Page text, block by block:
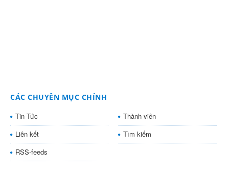
CÁC CHUYÊN MỤC CHÍNH
Tin Tức
Thành viên
Liên kết
Tìm kiếm
RSS-feeds